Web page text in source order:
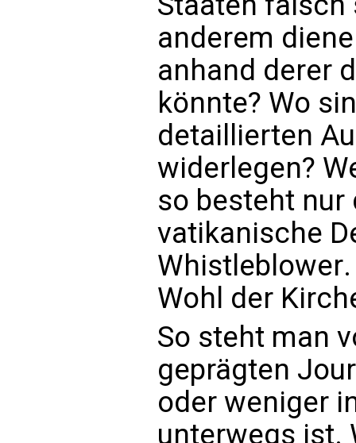
anderem
anhand derer
könnte? Wo
detaillierten
widerlegen?
so besteht
vatikanische
Wohl der
So steht man
geprägten
oder weniger
unterwegs ist.